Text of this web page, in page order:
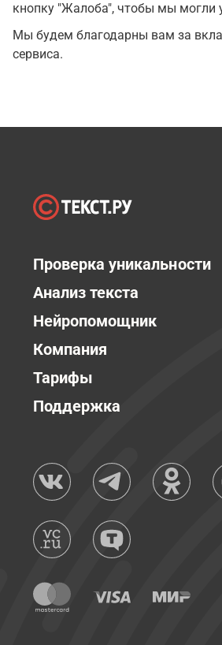
кнопку "Жалоба", чтобы мы могли
Мы будем благодарны вам за
сервиса.
Проверка уникальности
Анализ текста
Нейропомощник
Компания
Тарифы
Поддержка